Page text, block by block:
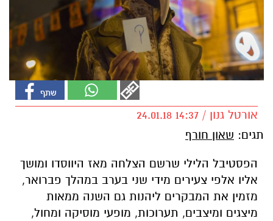
אורטל גנון / 14:37 24.01.18
תגים: שאון חורף
הפסטיבל הלילי שרשם הצלחה מאז היווסדו ומושך
אליו אלפי צעירים מידי שני בערב במהלך פברואר,
מזמין את המבקרים ליהנות גם השנה ממאות
מיצגים ומיצבים, תערוכות, מופעי מוסיקה ומחול,